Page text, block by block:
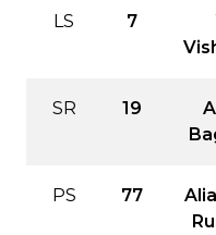
LS 7
SR 19
PS 77